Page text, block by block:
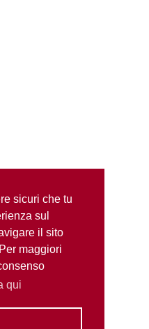
sicuri che tu
sul
il sito
maggiori
qui